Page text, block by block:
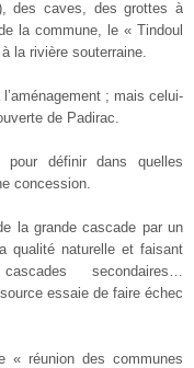
des caves, des grottes à
la commune, le « Tindoul
la rivière souterraine.
; mais celui-
de Padirac.
définir dans quelles
concession.
la grande cascade par un
qualité naturelle et faisant
secondaires…
essaie de faire échec
« réunion des communes